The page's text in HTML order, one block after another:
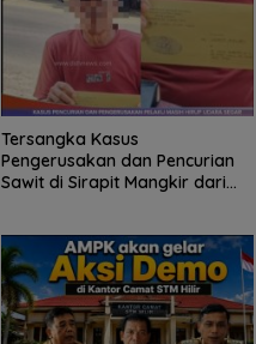
Tersangka Kasus
Pengerusakan dan Pencurian
Sawit di Sirapit Mangkir dari